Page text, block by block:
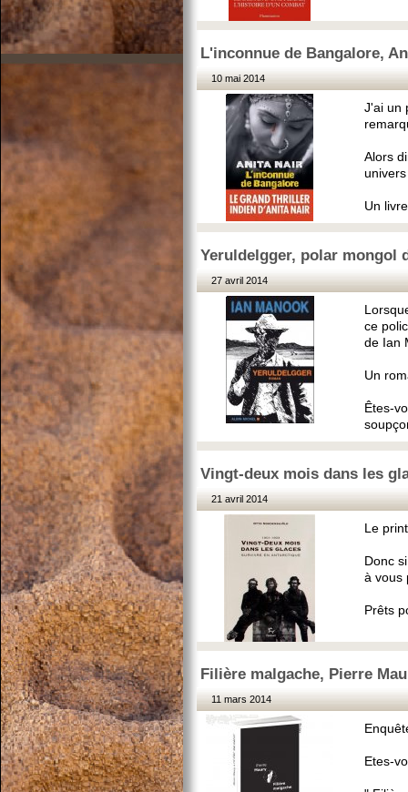
L'inconnue de Bangalore,
10 mai 2014
J'ai un
Alors
Un
Yeruldelgger, polar mongol
27 avril 2014
ce
de Ian
Un
Êtes-
Vingt-deux mois dans les
21 avril 2014
Le
Donc
à vous
Prêts
Filière malgache, Pierre
11 mars 2014
Etes-